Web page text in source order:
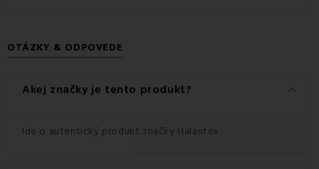
OTÁZKY & ODPOVEDE
Akej značky je tento produkt? keyboard_arrow_down
Ide o autentický produkt značky Halantex.